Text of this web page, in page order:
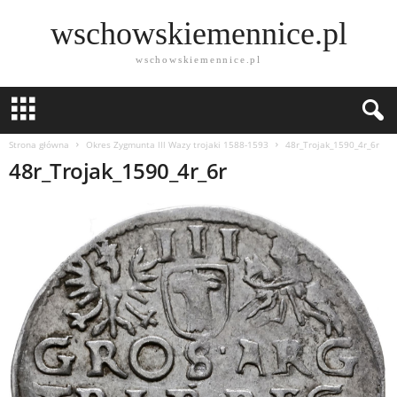
wschowskiemennice.pl
wschowskiemennice.pl
Strona główna Okres Zygmunta lll Wazy trojaki 1588-1593 48r_Trojak_1590_4r_6r
48r_Trojak_1590_4r_6r